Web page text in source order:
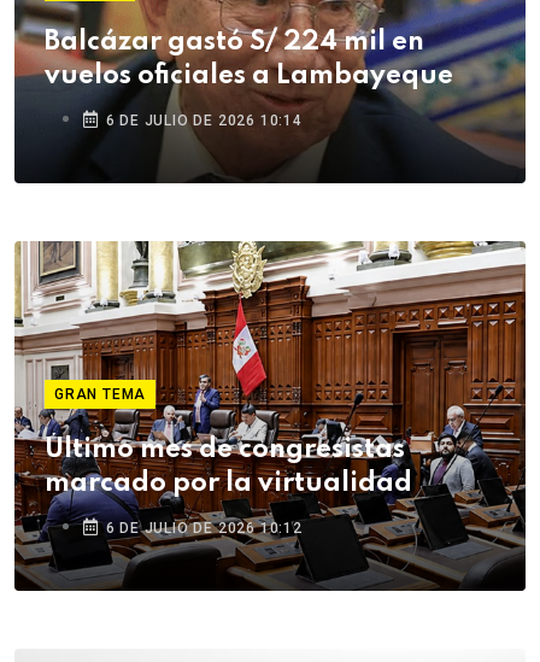
Balcázar gastó S/ 224 mil en
vuelos oficiales a Lambayeque
6 DE JULIO DE 2026 10:14
GRAN TEMA
Último mes de congresistas
marcado por la virtualidad
6 DE JULIO DE 2026 10:12